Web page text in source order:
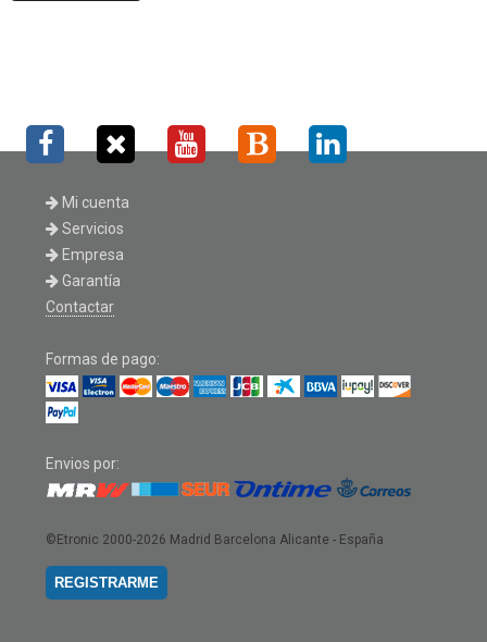
Mi cuenta
Servicios
Empresa
Garantía
Contactar
Formas de pago:
Envios por:
©Etronic 2000-2026 Madrid Barcelona Alicante - España
REGISTRARME